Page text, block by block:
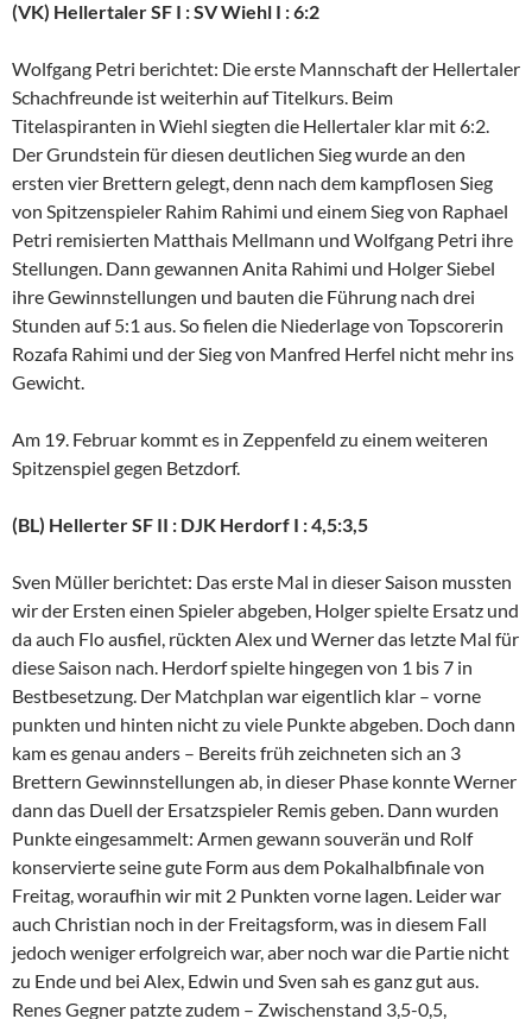
(VK) Hellertaler SF I : SV Wiehl I : 6:2
Wolfgang Petri berichtet: Die erste Mannschaft der Hellertaler
Schachfreunde ist weiterhin auf Titelkurs. Beim
Titelaspiranten in Wiehl siegten die Hellertaler klar mit 6:2.
Der Grundstein für diesen deutlichen Sieg wurde an den
ersten vier Brettern gelegt, denn nach dem kampflosen Sieg
von Spitzenspieler Rahim Rahimi und einem Sieg von Raphael
Petri remisierten Matthais Mellmann und Wolfgang Petri ihre
Stellungen. Dann gewannen Anita Rahimi und Holger Siebel
ihre Gewinnstellungen und bauten die Führung nach drei
Stunden auf 5:1 aus. So fielen die Niederlage von Topscorerin
Rozafa Rahimi und der Sieg von Manfred Herfel nicht mehr ins
Gewicht.
Am 19. Februar kommt es in Zeppenfeld zu einem weiteren
Spitzenspiel gegen Betzdorf.
(BL) Hellerter SF II : DJK Herdorf I : 4,5:3,5
Sven Müller berichtet: Das erste Mal in dieser Saison mussten
wir der Ersten einen Spieler abgeben, Holger spielte Ersatz und
da auch Flo ausfiel, rückten Alex und Werner das letzte Mal für
diese Saison nach. Herdorf spielte hingegen von 1 bis 7 in
Bestbesetzung. Der Matchplan war eigentlich klar – vorne
punkten und hinten nicht zu viele Punkte abgeben. Doch dann
kam es genau anders – Bereits früh zeichneten sich an 3
Brettern Gewinnstellungen ab, in dieser Phase konnte Werner
dann das Duell der Ersatzspieler Remis geben. Dann wurden
Punkte eingesammelt: Armen gewann souverän und Rolf
konservierte seine gute Form aus dem Pokalhalbfinale von
Freitag, woraufhin wir mit 2 Punkten vorne lagen. Leider war
auch Christian noch in der Freitagsform, was in diesem Fall
jedoch weniger erfolgreich war, aber noch war die Partie nicht
zu Ende und bei Alex, Edwin und Sven sah es ganz gut aus.
Renes Gegner patzte zudem – Zwischenstand 3,5-0,5,